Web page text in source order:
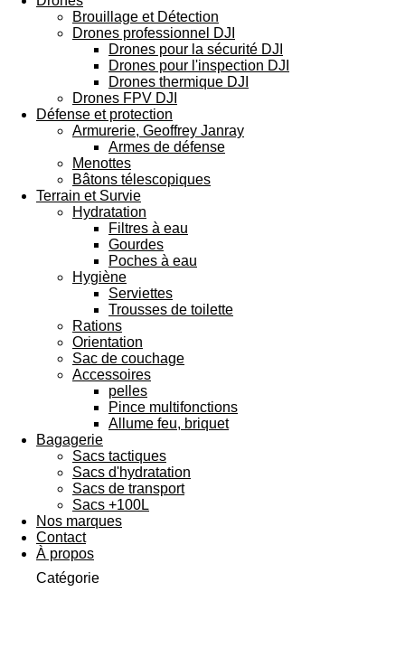
Brouillage et Détection
Drones professionnel DJI
Drones pour la sécurité DJI
Drones pour l'inspection DJI
Drones thermique DJI
Drones FPV DJI
Défense et protection
Armurerie, Geoffrey Janray
Armes de défense
Menottes
Bâtons télescopiques
Terrain et Survie
Hydratation
Filtres à eau
Gourdes
Poches à eau
Hygiène
Serviettes
Trousses de toilette
Rations
Orientation
Sac de couchage
Accessoires
pelles
Pince multifonctions
Allume feu, briquet
Bagagerie
Sacs tactiques
Sacs d'hydratation
Sacs de transport
Sacs +100L
Nos marques
Contact
À propos
Catégorie